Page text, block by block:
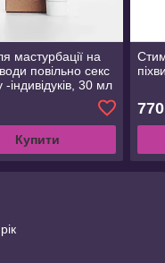
мастурбації на
повільно секс
-індивідуків, 30 мл
Купити